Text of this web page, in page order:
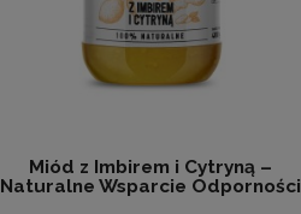
Miód z Imbirem i Cytryną –
Naturalne Wsparcie Odporności